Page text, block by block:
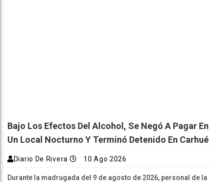
Bajo Los Efectos Del Alcohol, Se Negó A Pagar En
Un Local Nocturno Y Terminó Detenido En Carhué
Diario De Rivera 10 Ago 2026
Durante la madrugada del 9 de agosto de 2026, personal de la